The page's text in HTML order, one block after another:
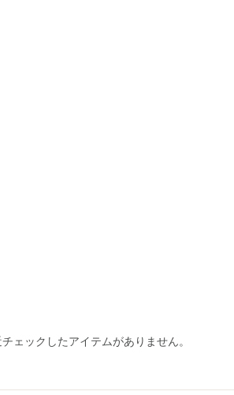
ェックしたアイテムがありません。